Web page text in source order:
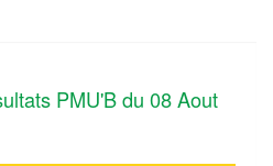
PMU'B du 08 Aout